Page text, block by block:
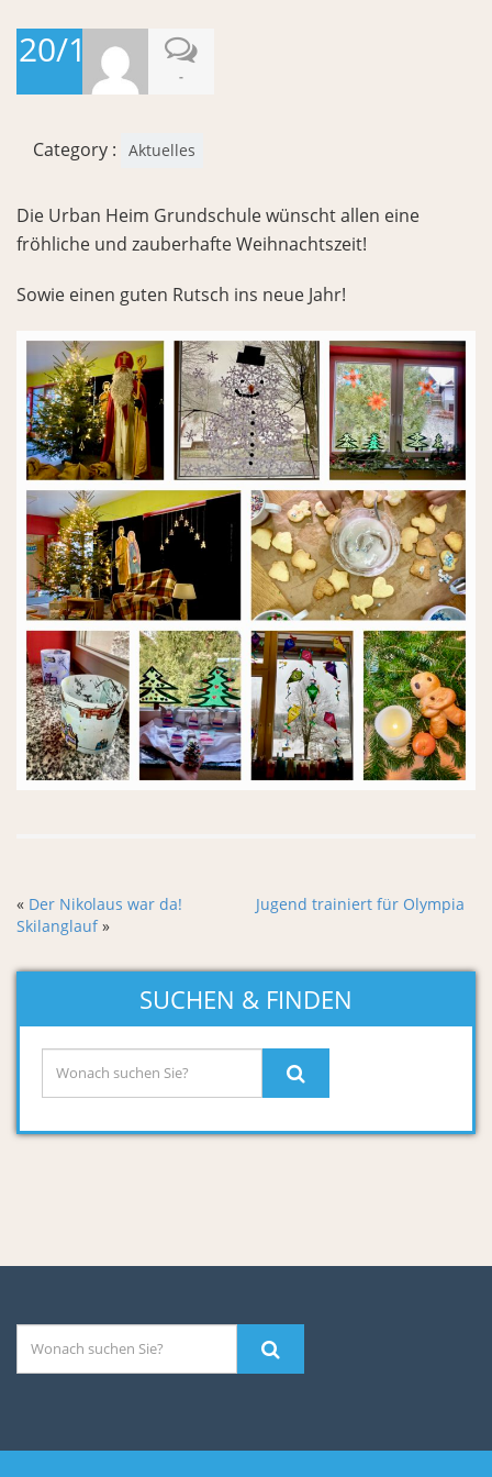
20/12/2024
-
Category : Aktuelles
Die Urban Heim Grundschule wünscht allen eine
fröhliche und zauberhafte Weihnachtszeit!
Sowie einen guten Rutsch ins neue Jahr!
« Der Nikolaus war da!
Jugend trainiert für Olympia
Skilanglauf»
SUCHEN & FINDEN